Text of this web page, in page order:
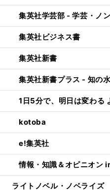
集英社学芸部 - 学芸・ノ
集英社ビジネス書
集英社新書
集英社新書プラス - 知の
1日5分で、明日は変わる
kotoba
e!集英社
情報・知識＆オピニオン
ライトノベル・ノベライズ